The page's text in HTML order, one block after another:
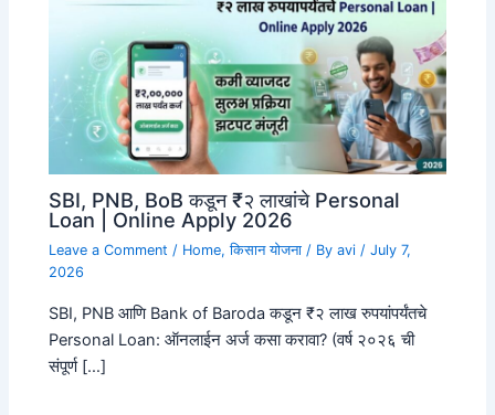
SBI, PNB, BoB कडून ₹२ लाखांचे Personal
Loan | Online Apply 2026
Leave a Comment / Home,किसान योजना / Byavi/July 7,
2026
SBI, PNB आणि Bank of Baroda कडून ₹२ लाख रुपयांपर्यंतचे
Personal Loan: ऑनलाईन अर्ज कसा करावा? (वर्ष २०२६ ची
संपूर्ण […]